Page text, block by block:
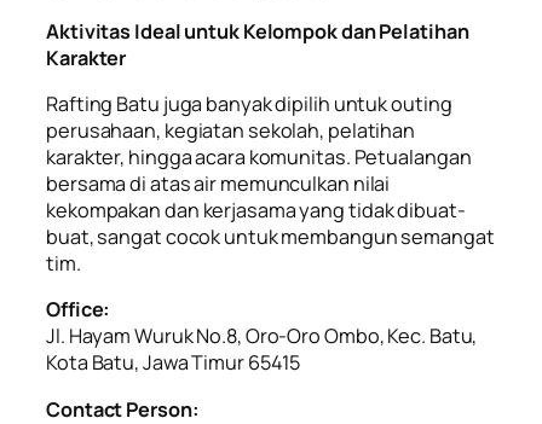
Aktivitas Ideal untuk Kelompok dan Pelatihan
Karakter
Rafting Batu juga banyak dipilih untuk outing
perusahaan, kegiatan sekolah, pelatihan
karakter, hingga acara komunitas. Petualangan
bersama di atas air memunculkan nilai
kekompakan dan kerjasama yang tidak dibuat-
buat, sangat cocok untuk membangun semangat
tim.
Office:
Jl. Hayam Wuruk No.8, Oro-Oro Ombo, Kec. Batu,
Kota Batu, Jawa Timur 65415
Contact Person: